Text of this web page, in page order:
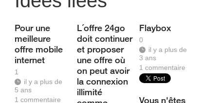
Pour une
meilleure
offre mobile
internet
1
il y a plus de
5 ans
1 commentaire
L´offre 24go
doit continuer
et proposer
une offre où
on peut avoir
la connexion
illimité
Flaybox
0
il y a plus de
3 ans
1commentaire
Vous n'êtes